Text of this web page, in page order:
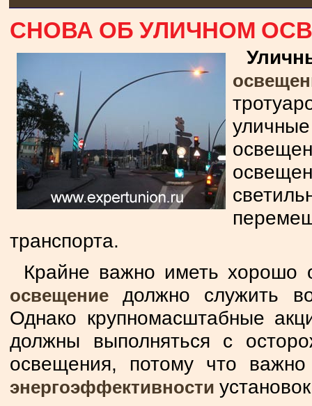
СНОВА ОБ УЛИЧНОМ
транспорта.
Крайне важно иметь хорошо
освещение должно служить
Однако крупномасштабные
должны выполняться с
освещения, потому что
энергоэффективности